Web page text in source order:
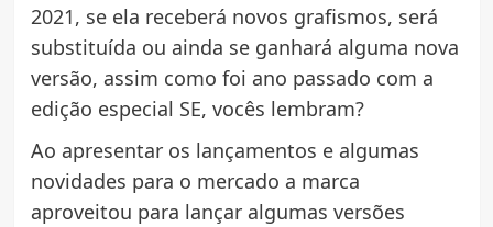
2021, se ela receberá novos grafismos, será
substituída ou ainda se ganhará alguma nova
versão, assim como foi ano passado com a
edição especial SE, vocês lembram?
Ao apresentar os lançamentos e algumas
novidades para o mercado a marca
aproveitou para lançar algumas versões